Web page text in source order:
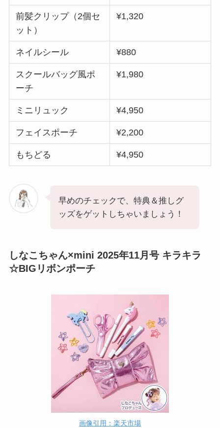
前髪クリップ（2個セ
ット）
¥1,320
ネイルシール ¥880
スクールバッグ風ポ
ーチ
¥1,980
ミニリュック ¥4,950
フェイスポーチ ¥2,200
もちどる ¥4,950
早めのチェックで、特典＆推しグ
ッズをゲットしちゃいましょう！
しなこちゃん×mini 2025年11月号 キラキラ
☆BIGリボンポーチ
画像引用：楽天市場